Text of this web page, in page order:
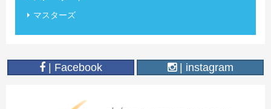
マスターズ
| Facebook | instagram